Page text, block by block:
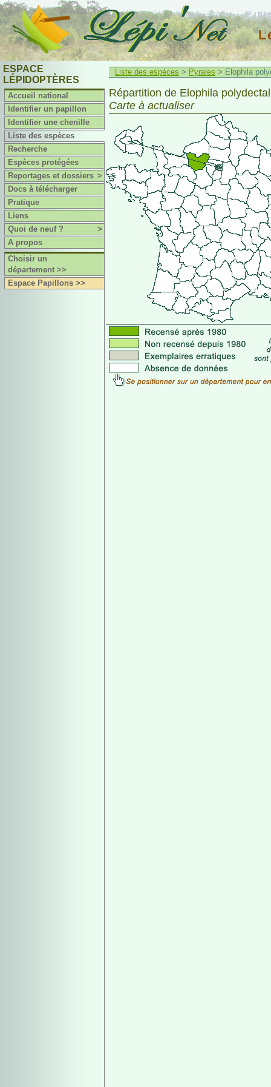
ESPACE
LÉPIDOPTÈRES
Accueil national
Identifier un papillon
Identifier une chenille
Liste des espèces
Recherche
Espèces protégées
Reportages et dossiers >
Docs à télécharger
Pratique
Liens
Quoi de neuf ?
>
A propos
Choisir un
département >>
Espace Papillons >>
Liste des espèces > Pyrales > Elophila
Répartition de Elophila
Carte à actualiser